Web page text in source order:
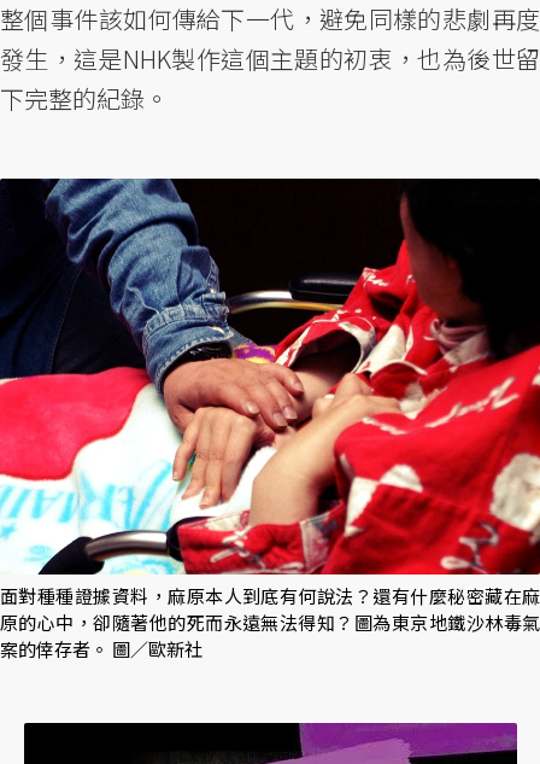
整個事件該如何傳給下一代，避免同樣的悲劇再度
發生，這是NHK製作這個主題的初衷，也為後世留
下完整的紀錄。
面對種種證據資料，麻原本人到底有何說法？還有什麼秘密藏在麻
原的心中，卻隨著他的死而永遠無法得知？圖為東京地鐵沙林毒氣
案的倖存者。 圖／歐新社